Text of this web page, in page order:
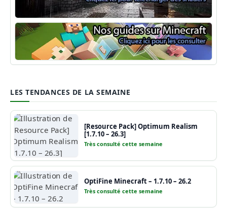
Shaders Minecraft
Guide Minecraft
LES TENDANCES DE LA SEMAINE
[Resource Pack] Optimum Realism
[1.7.10 – 26.3]
Très consulté cette semaine
OptiFine Minecraft – 1.7.10 – 26.2
Très consulté cette semaine